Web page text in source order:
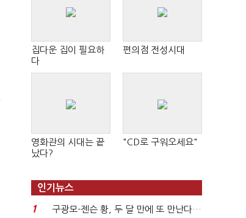
집다운 집이 필요하
다
편의점 전성시대
영화관의 시대는 끝
났다?
"CD로 구워오세요"
인기뉴스
1
구광모-젠슨 황, 두 달 만에 또 만난다…